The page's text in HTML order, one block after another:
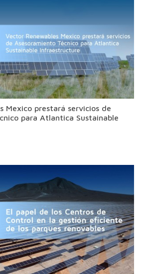
Mexico prestará servicios de
para Atlantica Sustainable